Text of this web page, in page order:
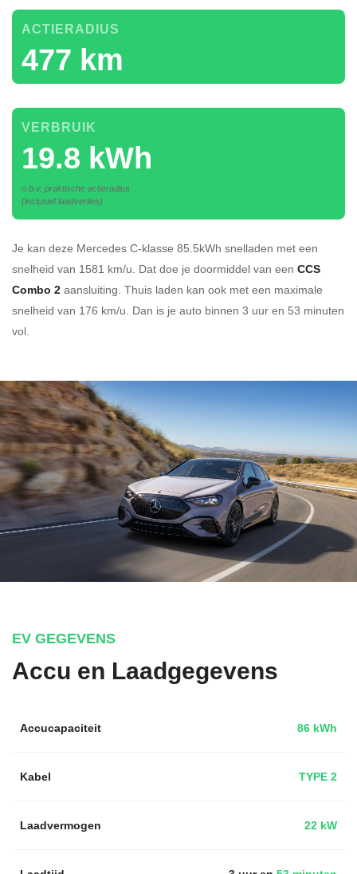
477 km
ACTIERADIUS
19.8 kWh
VERBRUIK
o.b.v. praktische actieradius
(inclusief laadverlies)
Je kan deze Mercedes C-klasse 85.5kWh snelladen met een
snelheid van 1581 km/u. Dat doe je doormiddel van een CCS
Combo 2 aansluiting. Thuis laden kan ook met een maximale
snelheid van 176 km/u. Dan is je auto binnen 3 uur en 53 minuten
vol.
EV GEGEVENS
Accu en Laadgegevens
Accucapaciteit 86 kWh
Kabel TYPE 2
Laadvermogen 22 kW